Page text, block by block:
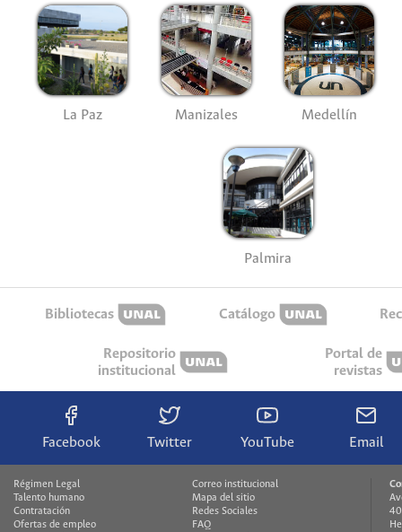
La Paz Manizales Medellín
Palmira
Bibliotecas Catálogo
Repositorio
institucional
Portal de
revistas
Facebook Twitter YouTube Email
Régimen Legal
Talento humano
Contratación
Ofertas de empleo
Correo institucional
Mapa del sitio
Redes Sociales
FAQ